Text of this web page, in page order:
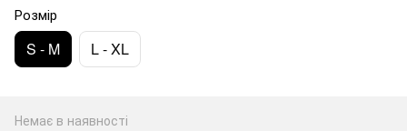
Розмір
S - M L - XL
Немає в наявності